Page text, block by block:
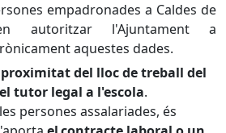
empadronades a Caldes de
autoritzar l'Ajuntament a
aquestes dades.
del lloc de treball del
tutor legal a l'escola.
persones assalariades, és